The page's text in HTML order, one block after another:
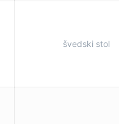
švedski stol